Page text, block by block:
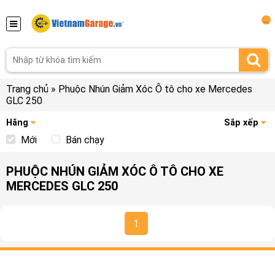
Trang chủ » Phuộc Nhún Giảm Xóc Ô tô cho xe Mercedes
GLC 250
Hãng Sắp xếp
Mới Bán chạy
PHUỘC NHÚN GIẢM XÓC Ô TÔ CHO XE
MERCEDES GLC 250
1